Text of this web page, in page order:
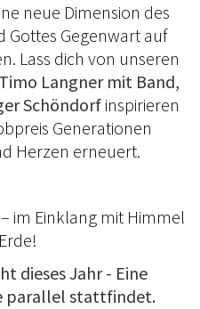
neue Dimension des
Gottes Gegenwart auf
Lass dich von unseren
Langner mit Band,
Schöndorfinspirieren
Generationen
Herzen erneuert.
im Einklang mit Himmel
dieses Jahr - Eine
parallel stattfindet.